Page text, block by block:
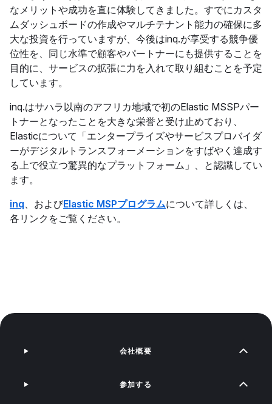
なメリットや成功を直に体験してきました。すでにカスタ
ムダッシュボードの作成やマルチテナント能力の確保に多
大な投資を行っていますが、今後はinq.が享受する競争優
位性を、同じ水準で顧客やパートナーにも提供することを
目的に、サービスの拡張に力を入れて取り組むことを予定
しています。
inq.はサハラ以南のアフリカ地域で初のElastic MSSPパー
トナーとなったことを大きな栄誉と受け止めており、
Elasticについて「エンタープライズやサービスプロバイダ
ーがデジタルトランスフォーメーションをすばやく達成す
る上で役立つ驚異的なプラットフォーム」、と認識してい
ます。
inq、およびElastic MSPプログラムについて詳しくは、
各リンクをご覧ください。
会社概要
参加する